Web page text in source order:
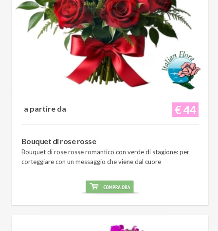
€ 44
a partire da
Bouquet di rose rosse
Bouquet di rose rosse romantico con verde di stagione: per
corteggiare con un messaggio che viene dal cuore